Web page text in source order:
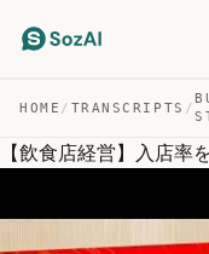
HOME / TRANSCRIPTS /
【飲食店経営】入店